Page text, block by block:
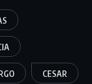
CESAR